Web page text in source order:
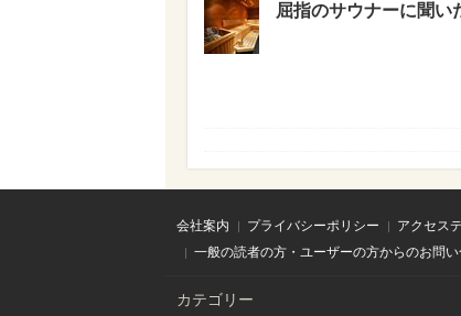
屈指のサウナーに聞い
会社案内 プライバシーポリシー アクセス
一般の読者の方・ユーザーの方からのお問
カテゴリー